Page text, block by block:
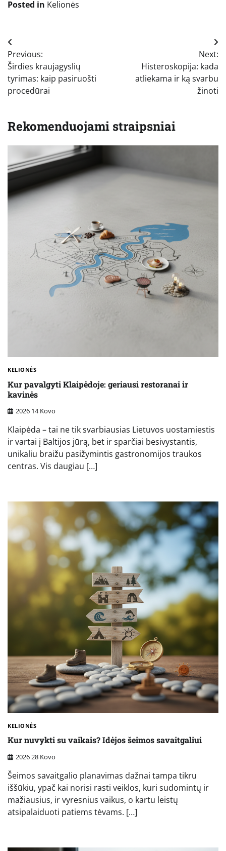
Posted in Kelionės
Navigacija
tarp
įrašų
Previous:
Širdies kraujagyslių
tyrimas: kaip pasiruošti
procedūrai
Next:
Histeroskopija: kada
atliekama ir ką svarbu
žinoti
Rekomenduojami straipsniai
KELIONĖS
Kur pavalgyti Klaipėdoje: geriausi restoranai ir
kavinės
2026 14 Kovo
Klaipėda – tai ne tik svarbiausias Lietuvos uostamiestis
ir vartai į Baltijos jūrą, bet ir sparčiai besivystantis,
unikaliu braižu pasižymintis gastronomijos traukos
centras. Vis daugiau […]
KELIONĖS
Kur nuvykti su vaikais? Idėjos šeimos savaitgaliui
2026 28 Kovo
Šeimos savaitgalio planavimas dažnai tampa tikru
iššūkiu, ypač kai norisi rasti veiklos, kuri sudomintų ir
mažiausius, ir vyresnius vaikus, o kartu leistų
atsipalaiduoti patiems tėvams. […]